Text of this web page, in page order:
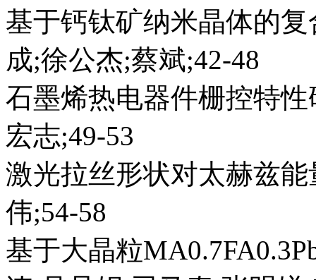
基于钙钛矿纳米晶体的
成;徐公杰;蔡斌;42-48
石墨烯热电器件栅控特
宏志;49-53
激光拉丝形状对太赫兹
伟;54-58
基于大晶粒